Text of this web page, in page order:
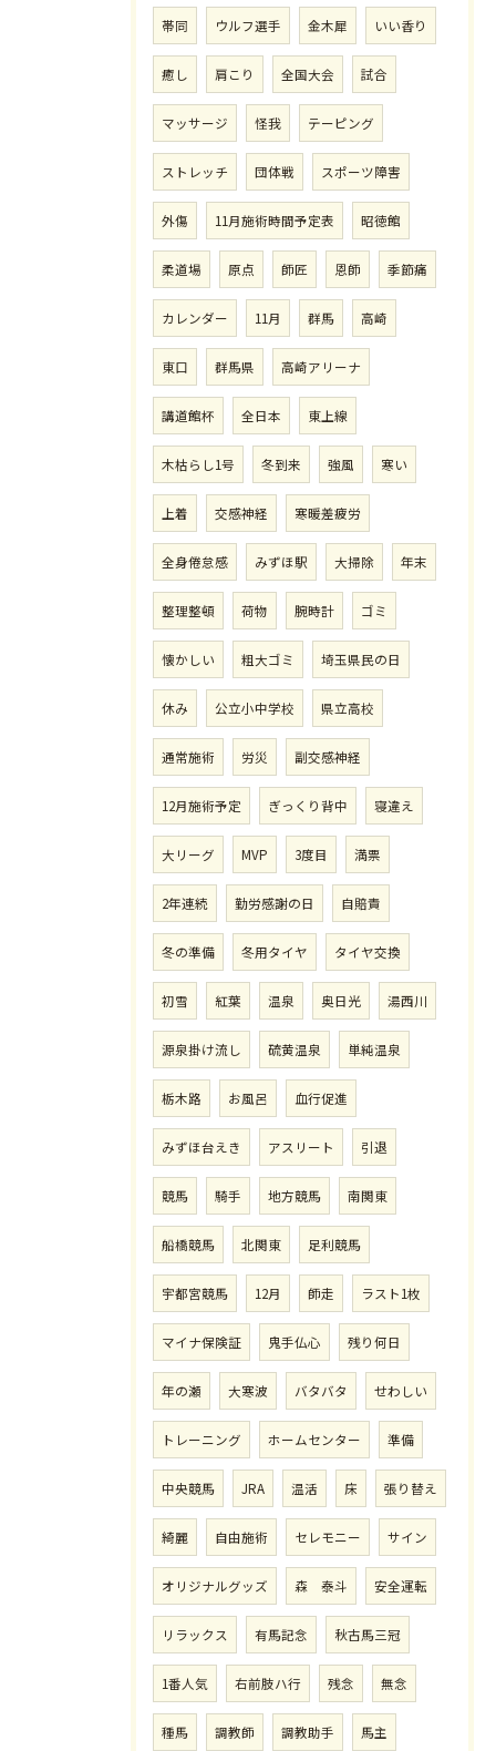
帯同 ウルフ選手 金木犀 いい香り
癒し 肩こり 全国大会 試合
マッサージ 怪我 テーピング
ストレッチ 団体戦 スポーツ障害
外傷 11月施術時間予定表 昭徳館
柔道場 原点 師匠 恩師 季節痛
カレンダー 11月 群馬 高崎
東口 群馬県 高崎アリーナ
講道館杯 全日本 東上線
木枯らし1号 冬到来 強風 寒い
上着 交感神経 寒暖差疲労
全身倦怠感 みずほ駅 大掃除 年末
整理整頓 荷物 腕時計 ゴミ
懐かしい 粗大ゴミ 埼玉県民の日
休み 公立小中学校 県立高校
通常施術 労災 副交感神経
12月施術予定 ぎっくり背中 寝違え
大リーグ MVP 3度目 満票
2年連続 勤労感謝の日 自賠責
冬の準備 冬用タイヤ タイヤ交換
初雪 紅葉 温泉 奥日光 湯西川
源泉掛け流し 硫黄温泉 単純温泉
栃木路 お風呂 血行促進
みずほ台えき アスリート 引退
競馬 騎手 地方競馬 南関東
船橋競馬 北関東 足利競馬
宇都宮競馬 12月 師走 ラスト1枚
マイナ保険証 鬼手仏心 残り何日
年の瀬 大寒波 バタバタ せわしい
トレーニング ホームセンター 準備
中央競馬 JRA 温活 床 張り替え
綺麗 自由施術 セレモニー サイン
オリジナルグッズ 森 泰斗 安全運転
リラックス 有馬記念 秋古馬三冠
1番人気 右前肢ハ行 残念 無念
種馬 調教師 調教助手 馬主